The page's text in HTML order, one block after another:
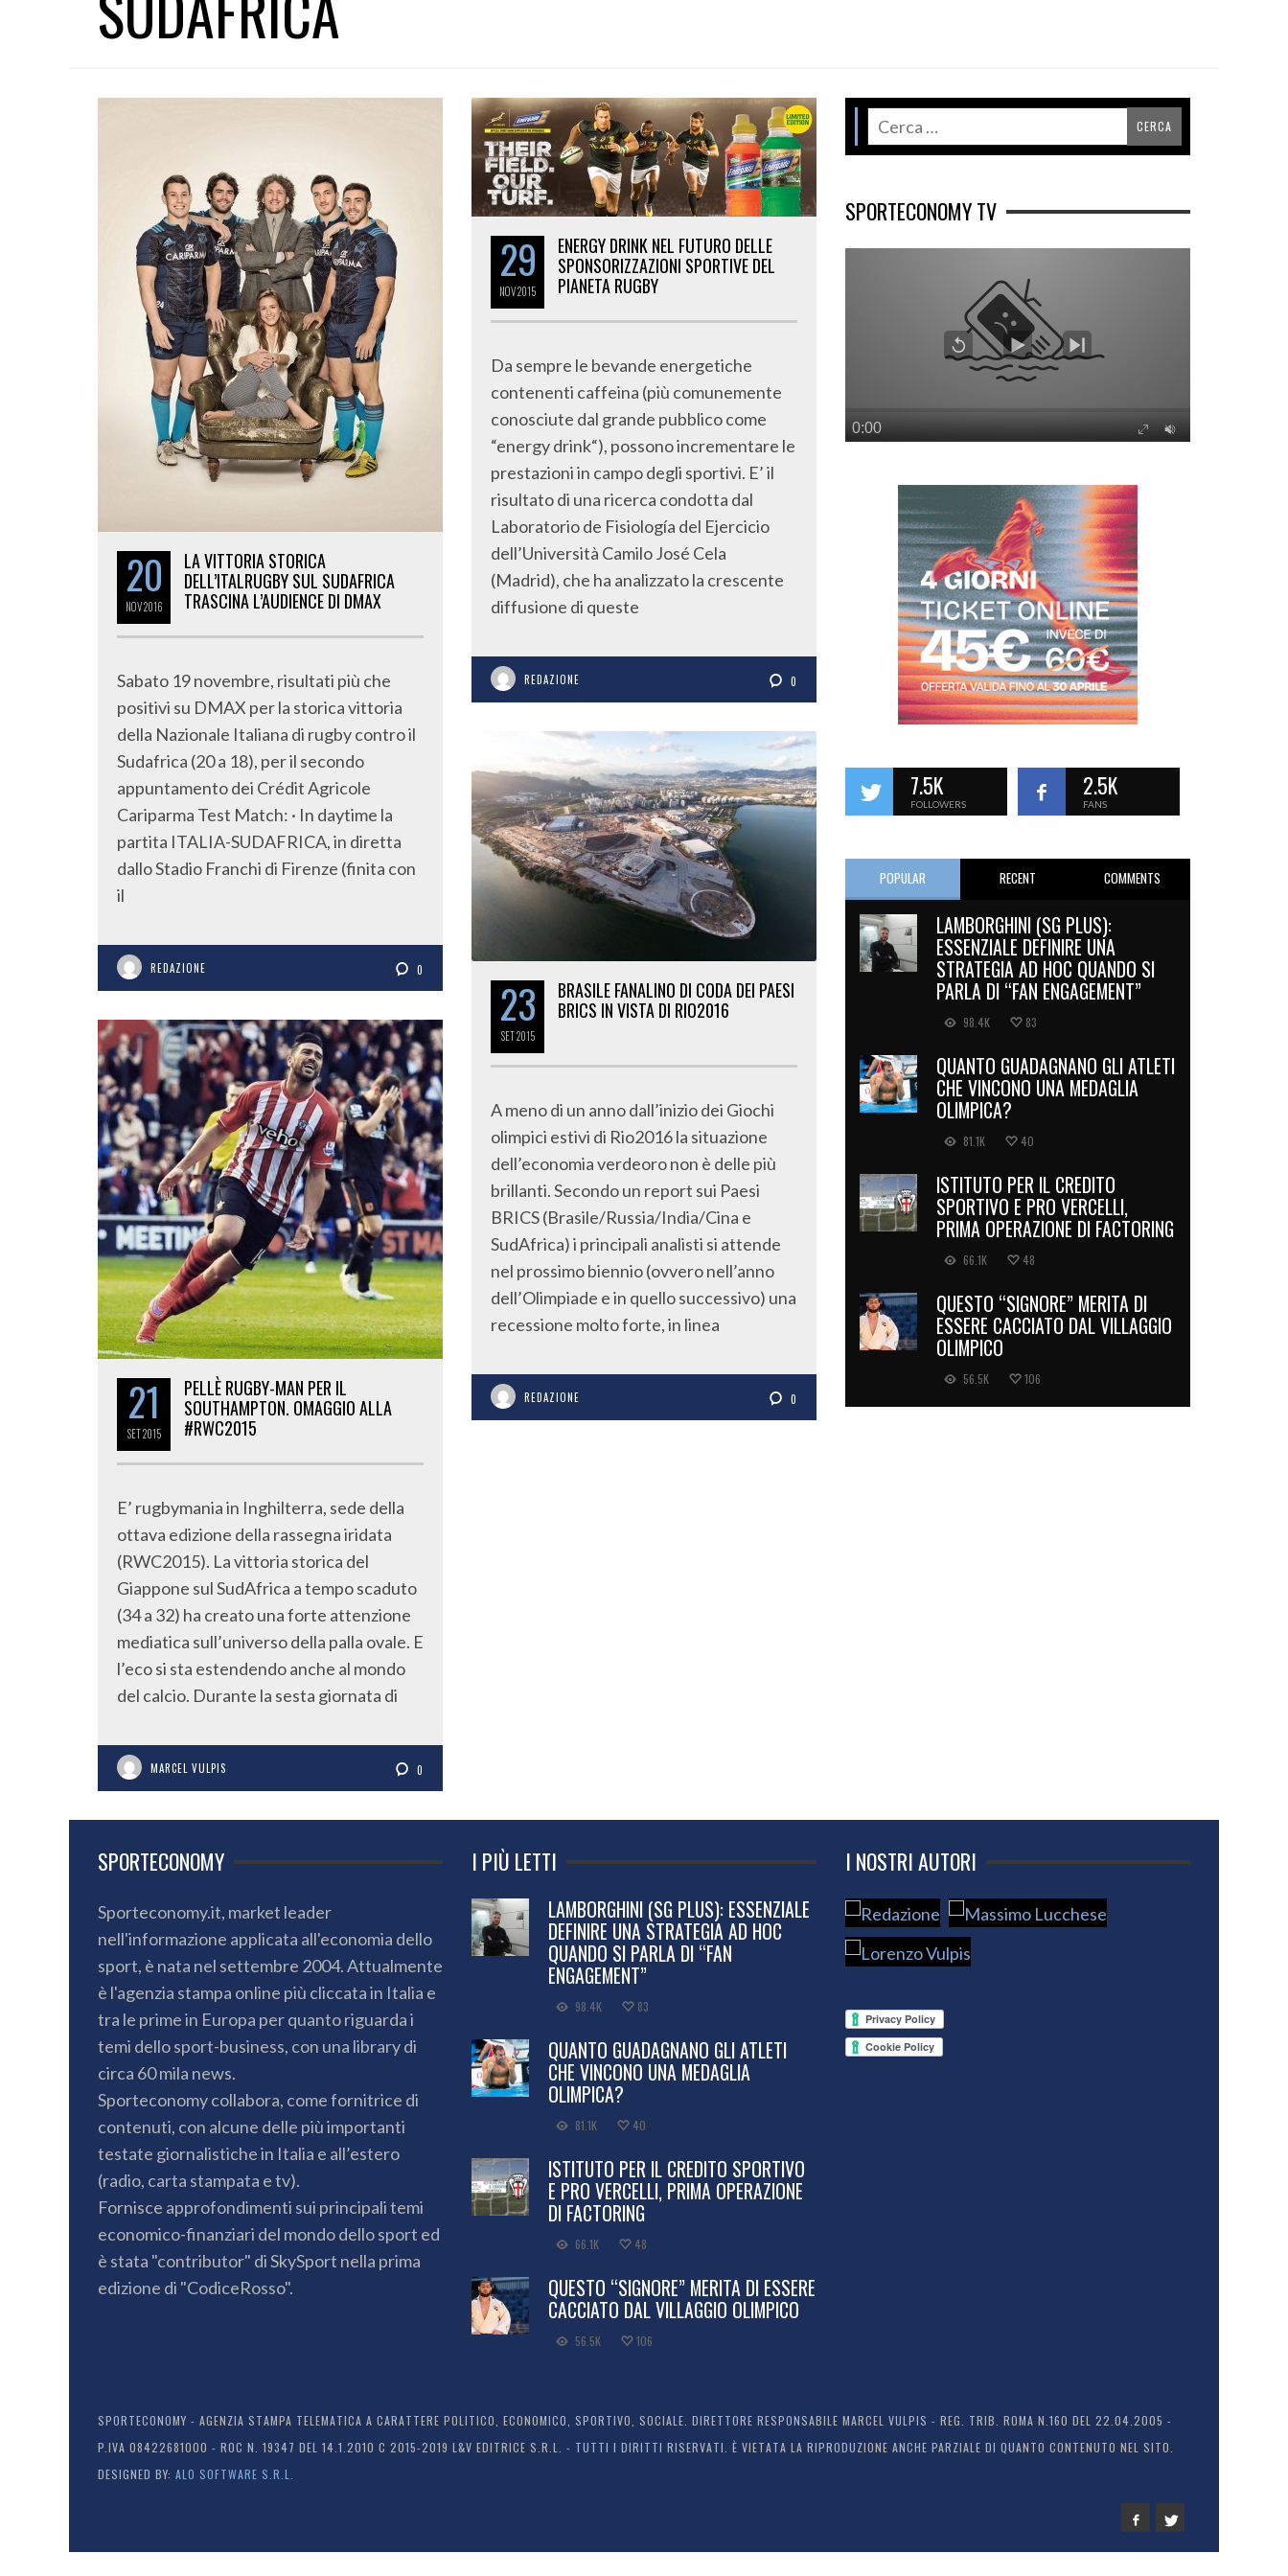
20
NOV2016
LA VITTORIA STORICA
DELL’ITALRUGBY SUL SUDAFRICA
TRASCINA L’AUDIENCE DI DMAX
Sabato 19 novembre, risultati più che
positivi su DMAX per la storica vittoria
della Nazionale Italiana di rugby contro il
Sudafrica (20 a 18), per il secondo
appuntamento dei Crédit Agricole
Cariparma Test Match: · In daytime la
partita ITALIA-SUDAFRICA, in diretta
dallo Stadio Franchi di Firenze (finita con
il
REDAZIONE 0
29
NOV2015
ENERGY DRINK NEL FUTURO DELLE
SPONSORIZZAZIONI SPORTIVE DEL
PIANETA RUGBY
Da sempre le bevande energetiche
contenenti caffeina (più comunemente
conosciute dal grande pubblico come
“energy drink“), possono incrementare le
prestazioni in campo degli sportivi. E’ il
risultato di una ricerca condotta dal
Laboratorio de Fisiología del Ejercicio
dell’Università Camilo José Cela
(Madrid), che ha analizzato la crescente
diffusione di queste
REDAZIONE 0
23
SET2015
BRASILE FANALINO DI CODA DEI PAESI
BRICS IN VISTA DI RIO2016
A meno di un anno dall’inizio dei Giochi
olimpici estivi di Rio2016 la situazione
dell’economia verdeoro non è delle più
brillanti. Secondo un report sui Paesi
BRICS (Brasile/Russia/India/Cina e
SudAfrica) i principali analisti si attende
nel prossimo biennio (ovvero nell’anno
dell’Olimpiade e in quello successivo) una
recessione molto forte, in linea
REDAZIONE 0
21
SET2015
PELLÈ RUGBY-MAN PER IL
SOUTHAMPTON. OMAGGIO ALLA
#RWC2015
E’ rugbymania in Inghilterra, sede della
ottava edizione della rassegna iridata
(RWC2015). La vittoria storica del
Giappone sul SudAfrica a tempo scaduto
(34 a 32) ha creato una forte attenzione
mediatica sull’universo della palla ovale. E
l’eco si sta estendendo anche al mondo
del calcio. Durante la sesta giornata di
MARCEL VULPIS 0
SPORTECONOMY TV
7.5K
FOLLOWERS
2.5K
FANS
POPULAR RECENT COMMENTS
LAMBORGHINI (SG PLUS):
ESSENZIALE DEFINIRE UNA
STRATEGIA AD HOC QUANDO SI
PARLA DI “FAN ENGAGEMENT”
98.4K 83
QUANTO GUADAGNANO GLI ATLETI
CHE VINCONO UNA MEDAGLIA
OLIMPICA?
81.1K 40
ISTITUTO PER IL CREDITO
SPORTIVO E PRO VERCELLI,
PRIMA OPERAZIONE DI FACTORING
66.1K 48
QUESTO “SIGNORE” MERITA DI
ESSERE CACCIATO DAL VILLAGGIO
OLIMPICO
56.5K 106
SPORTECONOMY
Sporteconomy.it, market leader
nell'informazione applicata all'economia dello
sport, è nata nel settembre 2004. Attualmente
è l'agenzia stampa online più cliccata in Italia e
tra le prime in Europa per quanto riguarda i
temi dello sport-business, con una library di
circa 60 mila news.
Sporteconomy collabora, come fornitrice di
contenuti, con alcune delle più importanti
testate giornalistiche in Italia e all’estero
(radio, carta stampata e tv).
Fornisce approfondimenti sui principali temi
economico-finanziari del mondo dello sport ed
è stata "contributor" di SkySport nella prima
edizione di "CodiceRosso".
I PIÙ LETTI
LAMBORGHINI (SG PLUS): ESSENZIALE
DEFINIRE UNA STRATEGIA AD HOC
QUANDO SI PARLA DI “FAN
ENGAGEMENT”
98.4K 83
QUANTO GUADAGNANO GLI ATLETI
CHE VINCONO UNA MEDAGLIA
OLIMPICA?
81.1K 40
ISTITUTO PER IL CREDITO SPORTIVO
E PRO VERCELLI, PRIMA OPERAZIONE
DI FACTORING
66.1K 48
QUESTO “SIGNORE” MERITA DI ESSERE
CACCIATO DAL VILLAGGIO OLIMPICO
56.5K 106
I NOSTRI AUTORI
SPORTECONOMY - AGENZIA STAMPA TELEMATICA A CARATTERE POLITICO, ECONOMICO, SPORTIVO, SOCIALE. DIRETTORE RESPONSABILE MARCEL VULPIS - REG. TRIB. ROMA N.160 DEL 22.04.2005 -
P.IVA 08422681000 - ROC N. 19347 DEL 14.1.2010 C 2015-2019 L&V EDITRICE S.R.L. - TUTTI I DIRITTI RISERVATI. È VIETATA LA RIPRODUZIONE ANCHE PARZIALE DI QUANTO CONTENUTO NEL SITO.
DESIGNED BY: ALO SOFTWARE S.R.L.